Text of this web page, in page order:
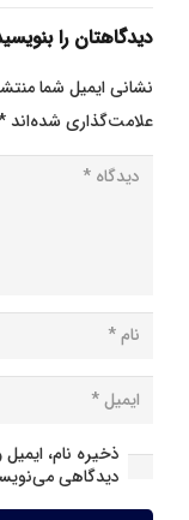
دیدگاهتان را
نشانی ایمیل شما
علامت‌گذاری شده‌اند
ذخیره نام،
دیدگاهی